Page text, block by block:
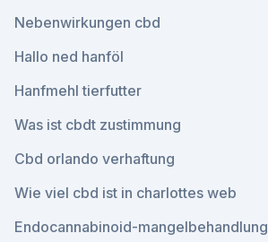
Nebenwirkungen cbd
Hallo ned hanföl
Hanfmehl tierfutter
Was ist cbdt zustimmung
Cbd orlando verhaftung
Wie viel cbd ist in charlottes web
Endocannabinoid-mangelbehandlung